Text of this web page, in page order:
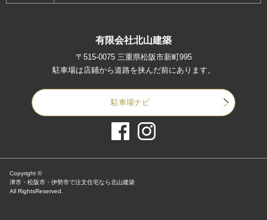
有限会社北山建築
〒515-0075 三重県松阪市新町995
駐車場は店鋪から道路を挟んだ前にあります。
駐車場ナビ
Copyright ©
津市・松阪市・伊勢市で注文住宅なら北山建築
All RightsReserved.